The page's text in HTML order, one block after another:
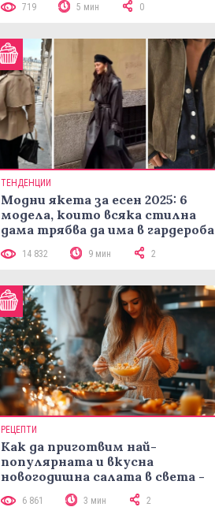
719 5 мин 0
ТЕНДЕНЦИИ
Модни якета за есен 2025: 6
модела, които всяка стилна
дама трябва да има в гардероба
14 832 9 мин 2
РЕЦЕПТИ
Как да приготвим най-
популярната и вкусна
новогодишна салата в света -
рецепта Мимоза
6 861 3 мин 2